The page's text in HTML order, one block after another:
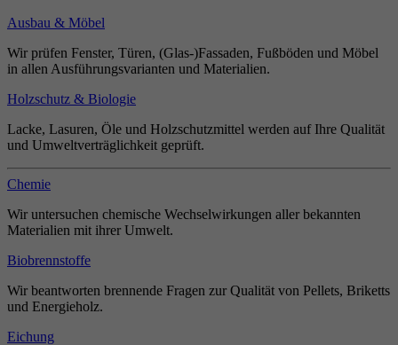
Ausbau & Möbel
Wir prüfen Fenster, Türen, (Glas-)Fassaden, Fußböden und Möbel
in allen Ausführungsvarianten und Materialien.
Holzschutz & Biologie
Lacke, Lasuren, Öle und Holzschutzmittel werden auf Ihre Qualität
und Umweltverträglichkeit geprüft.
Chemie
Wir untersuchen chemische Wechselwirkungen aller bekannten
Materialien mit ihrer Umwelt.
Biobrennstoffe
Wir beantworten brennende Fragen zur Qualität von Pellets, Briketts
und Energieholz.
Eichung